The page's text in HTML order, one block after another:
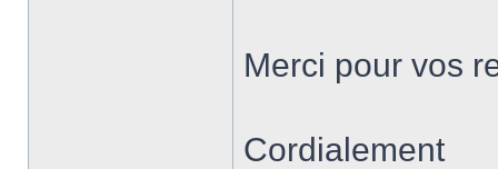
Merci pour vos
Cordialement